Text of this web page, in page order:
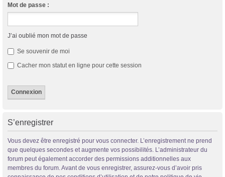
Mot de passe :
J’ai oublié mon mot de passe
Se souvenir de moi
Cacher mon statut en ligne pour cette session
S’enregistrer
Vous devez être enregistré pour vous connecter. L’enregistrement ne prend
que quelques secondes et augmente vos possibilités. L’administrateur du
forum peut également accorder des permissions additionnelles aux
membres du forum. Avant de vous enregistrer, assurez-vous d’avoir pris